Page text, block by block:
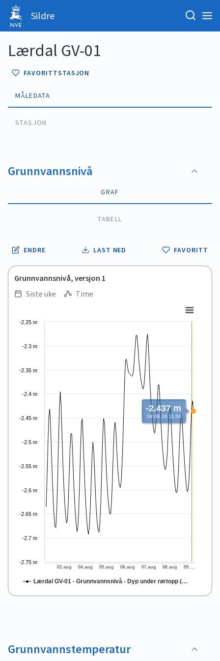
Sildre
Lærdal GV-01
FAVORITTSTASJON
MÅLEDATA
STASJON
Grunnvannsnivå
GRAF
TABELL
ENDRE LAST NED FAVORITT
Grunnvannsnivå, versjon 1
Siste uke
Time
The chart has 1 X axis displaying Time. Data ranges from
The chart has 1 Y axis displaying values. Data ranges from -
Lærdal GV-01 - Grunnvannsnivå - Dyp under rørtopp (…
-2.75 m
-2.7 m
-2.65 m
-2.6 m
-2.55 m
-2.5 m
-2.45 m
-2.4 m
-2.35 m
-2.3 m
-2.25 m
03.aug 04.aug 05.aug 06.aug 07.aug 08.aug 09.…
-2.437 m
09.08.26 11:00
End of interactive chart.
Grunnvannstemperatur